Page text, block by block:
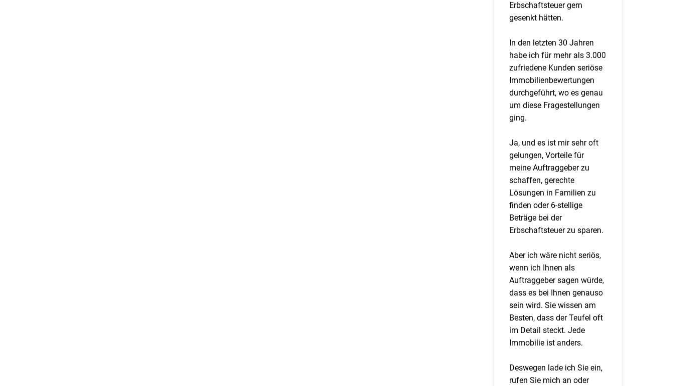
Erbschaftsteuer gern
gesenkt hätten.
In den letzten 30 Jahren
habe ich für mehr als 3.000
zufriedene Kunden seriöse
Immobilienbewertungen
durchgeführt, wo es genau
um diese Fragestellungen
ging.
Ja, und es ist mir sehr oft
gelungen, Vorteile für
meine Auftraggeber zu
schaffen, gerechte
Lösungen in Familien zu
finden oder 6-stellige
Beträge bei der
Erbschaftsteuer zu sparen.
Aber ich wäre nicht seriös,
wenn ich Ihnen als
Auftraggeber sagen würde,
dass es bei Ihnen genauso
sein wird. Sie wissen am
Besten, dass der Teufel oft
im Detail steckt. Jede
Immobilie ist anders.
Deswegen lade ich Sie ein,
rufen Sie mich an oder